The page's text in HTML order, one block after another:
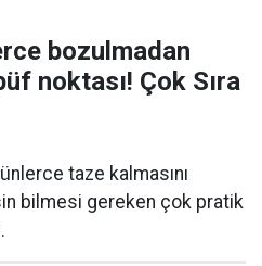
bozulmadan
noktası! Çok Sıra
taze kalmasını
bilmesi gereken çok pratik